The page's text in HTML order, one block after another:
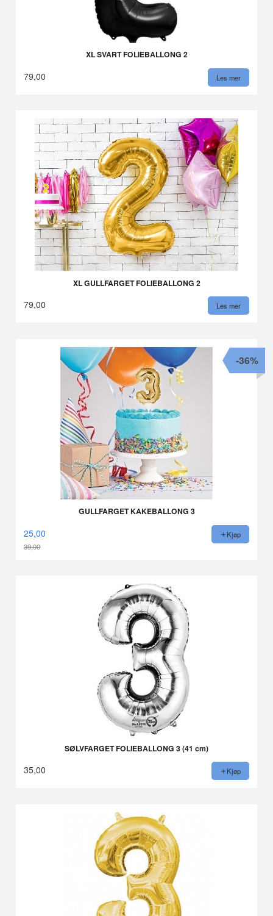
XL SVART FOLIEBALLONG 2
79,00 Les mer
XL GULLFARGET FOLIEBALLONG 2
79,00 Les mer
GULLFARGET KAKEBALLONG 3
25,00
39,00
-36%
Kjøp
SØLVFARGET FOLIEBALLONG 3 (41 cm)
35,00 Kjøp